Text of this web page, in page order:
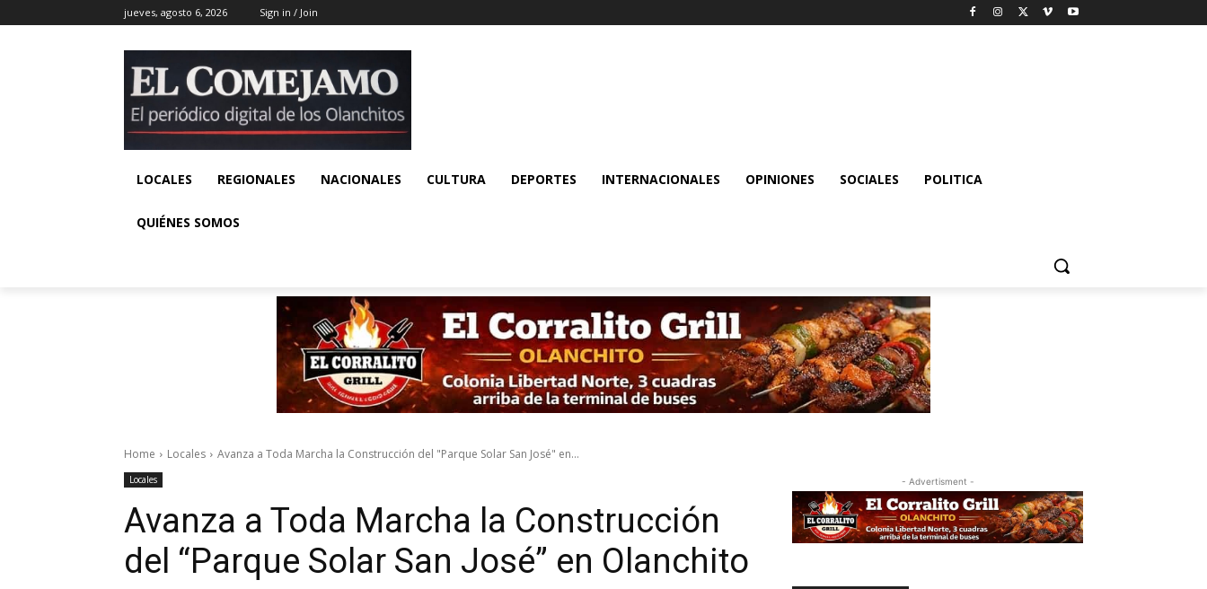
jueves, agosto 6, 2026 Sign in / Join
LOCALES REGIONALES NACIONALES CULTURA DEPORTES INTERNACIONALES OPINIONES SOCIALES POLITICA
QUIÉNES SOMOS
Home Locales Avanza a Toda Marcha la Construcción del "Parque Solar San José" en...
Locales
Avanza a Toda Marcha la Construcción
del “Parque Solar San José” en Olanchito
- Advertisment -